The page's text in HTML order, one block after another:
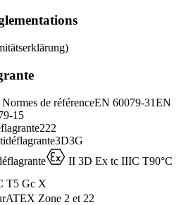
de référenceEN 60079-31EN
15
222
3D3G
D II 3D Ex tc IIIC T90°C
T5 Gc X
ATEX Zone 2 et 22